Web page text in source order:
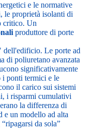
e le normative
le proprietà isolanti di
critico. Un
produttore di porte
Le porte ad
di poliuretano avanzata
significativamente
i ponti termici e le
il carico sui sistemi
i risparmi cumulativi
la differenza di
e un modello ad alta
da sola”